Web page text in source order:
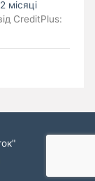
місяці
CreditPlus: